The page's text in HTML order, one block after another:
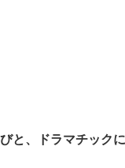
と、ドラマチックに